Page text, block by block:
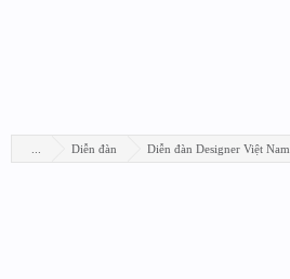
Diễn đàn Diễn đàn Designer Việt Nam